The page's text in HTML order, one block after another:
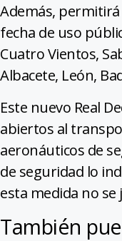
Además,
fecha de uso
Cuatro Vientos,
Albacete, León,
Este nuevo Real
abiertos al
aeronáuticos de
de seguridad lo
esta medida no
También